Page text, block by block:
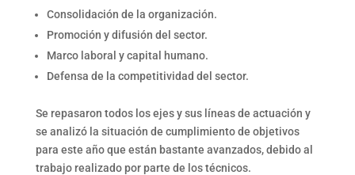
Consolidación de la organización.
Promoción y difusión del sector.
Marco laboral y capital humano.
Defensa de la competitividad del sector.
Se repasaron todos los ejes y sus líneas de actuación y
se analizó la situación de cumplimiento de objetivos
para este año que están bastante avanzados, debido al
trabajo realizado por parte de los técnicos.